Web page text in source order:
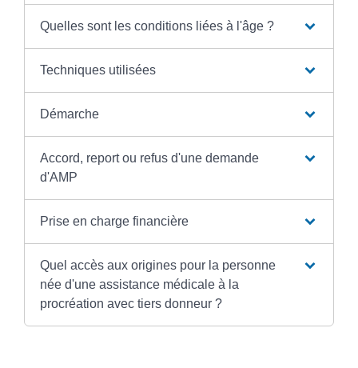
Quelles sont les conditions liées à l'âge ?
Techniques utilisées
Démarche
Accord, report ou refus d'une demande
d'AMP
Prise en charge financière
Quel accès aux origines pour la personne
née d'une assistance médicale à la
procréation avec tiers donneur ?